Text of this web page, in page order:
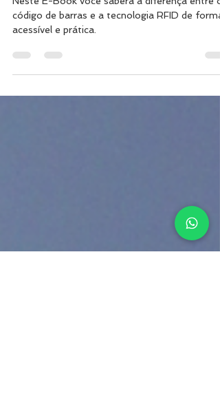
DE BARRAS – Download
gratuito
Neste E-Book você saberá a diferença entre o